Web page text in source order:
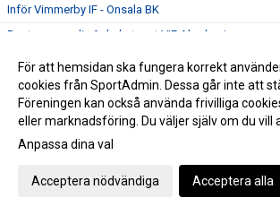
Inför Vimmerby IF - Onsala BK
Boston vann div 6-derbyt mot VIF Akademi
VIF besegrade Myresjö med 2-0
Hemmamatch för ett VIF som hittat målformen sista
Bergdalens IK på lördag!
Herr vände ett 1-0 underläge till storseger 1-6
För att hemsidan ska fungera korrekt
cookies från SportAdmin. Dessa går inte att
Föreningen kan också använda frivilliga
eller marknadsföring. Du väljer själv om du vill
Anpassa dina val
Acceptera nödvändiga Acceptera alla